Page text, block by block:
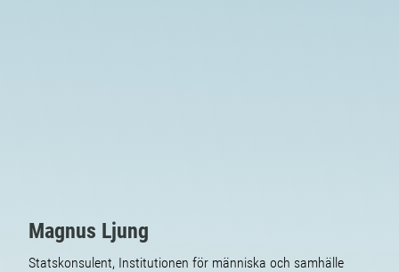
Magnus Ljung
Statskonsulent, Institutionen för människa och samhälle